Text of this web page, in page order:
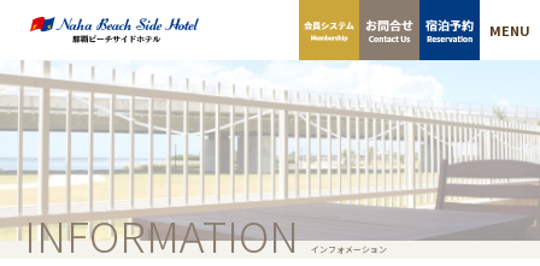
MENU
INFORMATION インフォメーション